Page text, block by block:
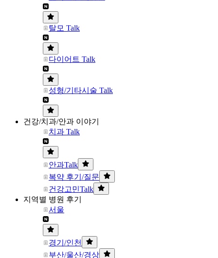
탈모 Talk
다이어트 Talk
성형/기타시술 Talk
건강/치과/안과 이야기
치과 Talk
안과Talk
복약 후기/질문
건강고민Talk
지역별 병원 후기
서울
경기/인천
부산/울산/경상